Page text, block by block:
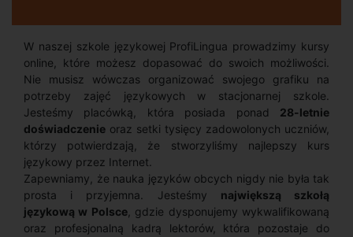
W naszej szkole językowej ProfiLingua prowadzimy kursy
online, które możesz dopasować do swoich możliwości.
Nie musisz wówczas organizować swojego grafiku na
potrzeby zajęć językowych w stacjonarnej szkole.
Jesteśmy placówką, która posiada ponad 28-letnie
doświadczenie oraz setki tysięcy zadowolonych uczniów,
którzy potwierdzają, że stworzyliśmy najlepszy kurs
językowy przez Internet.
Zapewniamy, że nauka języków obcych nigdy nie była tak
prosta i przyjemna. Jesteśmy największą szkołą
językową w Polsce, gdzie dysponujemy wykwalifikowaną
oraz profesjonalną kadrą lektorów, która pozostaje do